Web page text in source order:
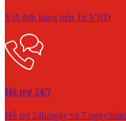
Với đơn hàng trên 1tr VNĐ
Hỗ trợ 24/7
Hỗ trợ 24h/ngày và 7 ngày/tuần